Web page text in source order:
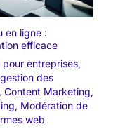
en ligne :
efficace
entreprises,
des
, Content Marketing,
, Modération de
web